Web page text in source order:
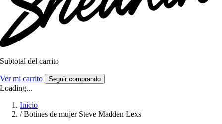
Subtotal del carrito
Ver mi carrito Seguir comprando
Loading...
Inicio
/ Botines de mujer Steve Madden Lexs